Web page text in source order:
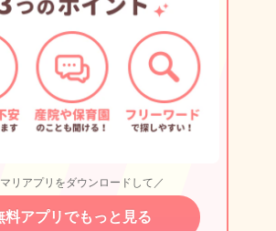
リアプリをダウンロードして／
料アプリでもっと見る